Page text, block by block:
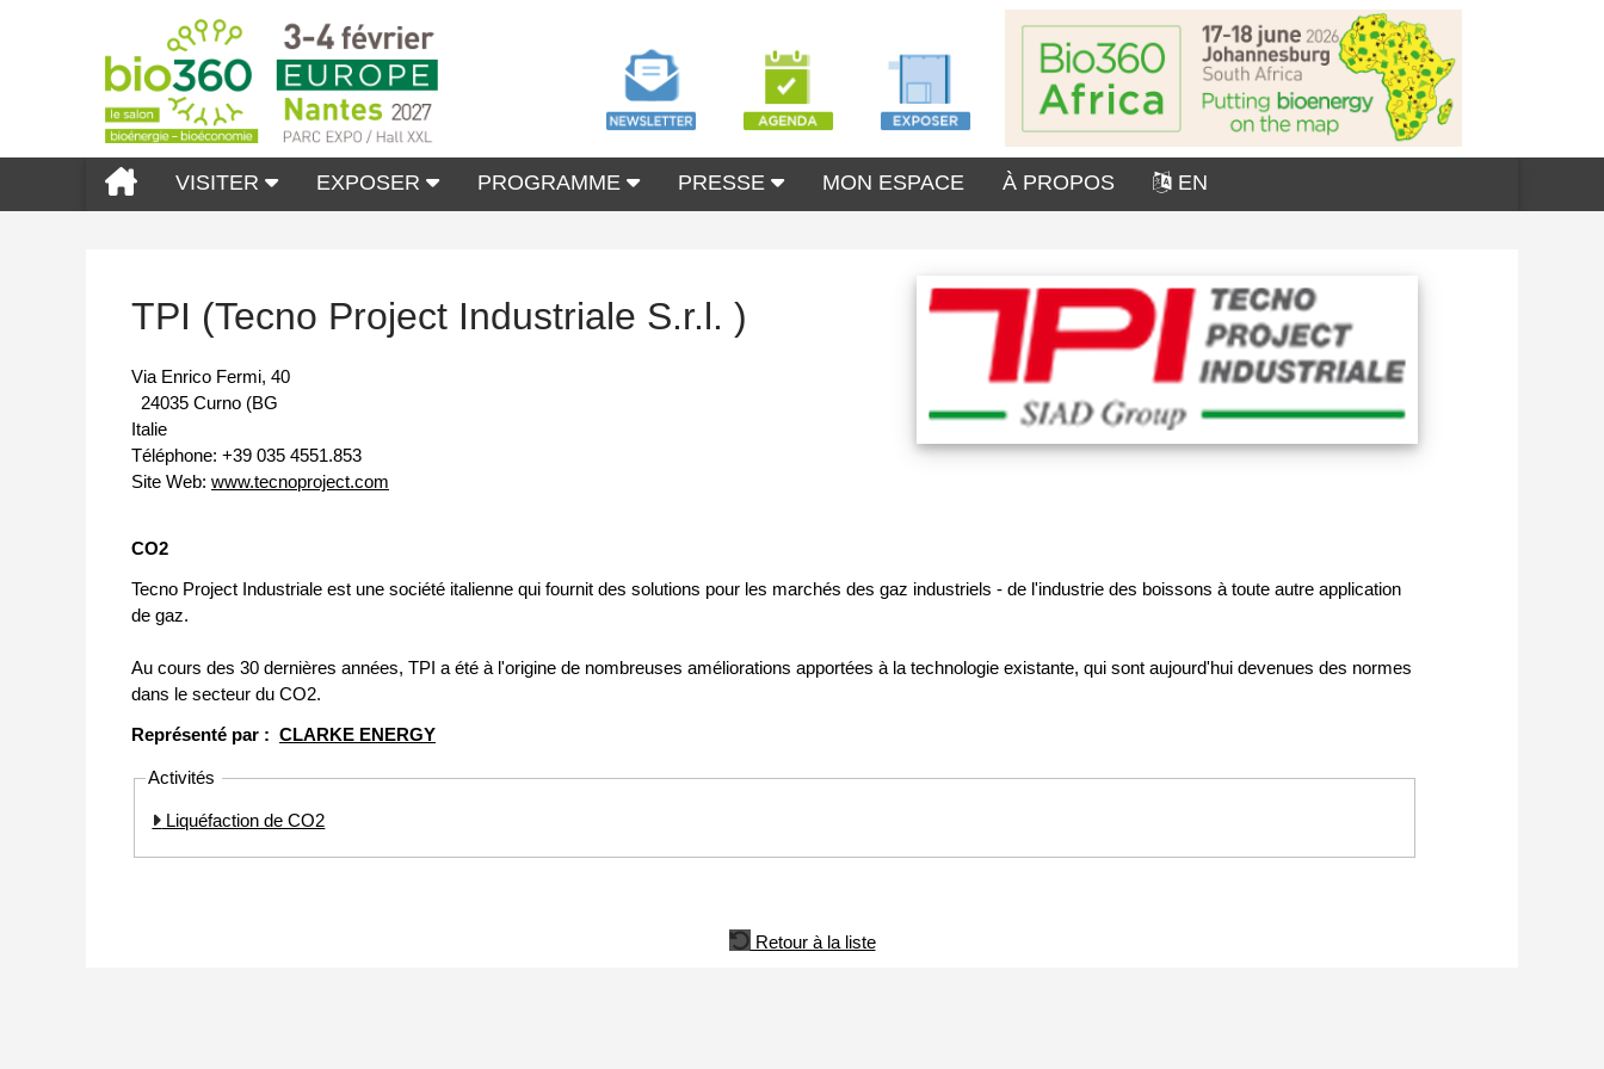
VISITER EXPOSER PROGRAMME PRESSE MON ESPACE À PROPOS EN
TPI (Tecno Project Industriale S.r.l. )
Via Enrico Fermi, 40
24035 Curno (BG
Italie
Téléphone: +39 035 4551.853
Site Web: www.tecnoproject.com
CO2
Tecno Project Industriale est une société italienne qui fournit des solutions pour les marchés des gaz industriels - de l'industrie des boissons à toute autre application
de gaz.
Au cours des 30 dernières années, TPI a été à l'origine de nombreuses améliorations apportées à la technologie existante, qui sont aujourd'hui devenues des normes
dans le secteur du CO2.
Représenté par : CLARKE ENERGY
Activités
Liquéfaction de CO2
Retour à la liste